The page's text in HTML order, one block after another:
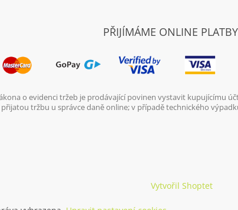
PŘIJÍMÁME ONLINE PLATBY
o evidenci tržeb je prodávající povinen vystavit kupujícímu
přijatou tržbu u správce daně online; v případě technického
Vytvořil Shoptet